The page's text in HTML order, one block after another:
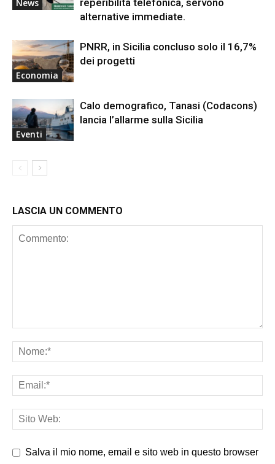
News
reperibilità telefonica, servono
alternative immediate.
Economia
PNRR, in Sicilia concluso solo il 16,7%
dei progetti
Eventi
Calo demografico, Tanasi (Codacons)
lancia l’allarme sulla Sicilia
LASCIA UN COMMENTO
Salva il mio nome, email e sito web in questo browser